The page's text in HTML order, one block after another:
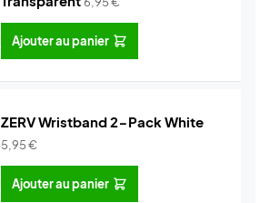
Ajouter au panier
ZERV Wristband 2-Pack White
5,95€
Ajouter au panier